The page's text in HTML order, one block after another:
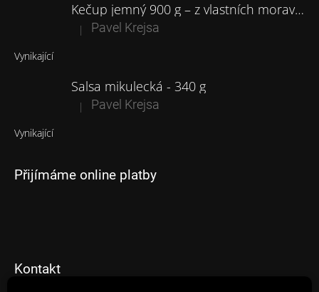
Kečup jemný 900 g – z vlastních moravských rajčat
Hodnocení produktu je 5 z 5 hvězdiček.
| Pavel Krejsa
Vynikající
Salsa mikulecká - 340 g
Hodnocení produktu je 5 z 5 hvězdiček.
| Pavel Krejsa
Vynikající
Přijímáme online platby
Kontakt